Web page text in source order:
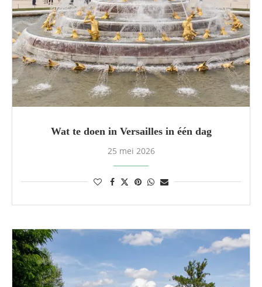
Wat te doen in Versailles in één dag
25 mei 2026